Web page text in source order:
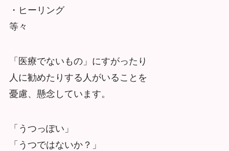
・ヒーリング
等々
「医療でないもの」にすがったり
人に勧めたりする人がいることを
憂慮、懸念しています。
「うつっぽい」
「うつではないか？」